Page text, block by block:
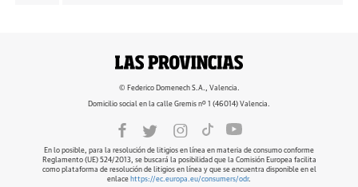
© Federico Domenech S.A., Valencia.
Domicilio social en la calle Gremis nº 1 (46014) Valencia.
En lo posible, para la resolución de litigios en línea en materia de consumo conforme
Reglamento (UE) 524/2013, se buscará la posibilidad que la Comisión Europea facilita
como plataforma de resolución de litigios en línea y que se encuentra disponible en el
enlace https://ec.europa.eu/consumers/odr.